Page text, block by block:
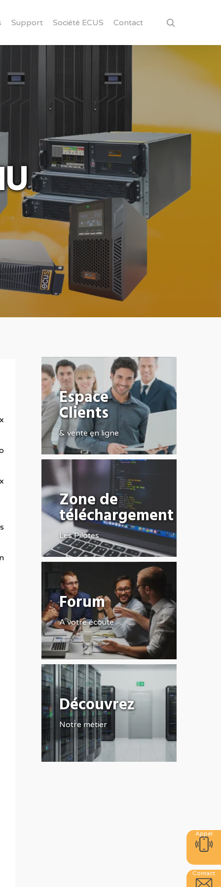
Support Société ECUS Contact
Espace
Clients
& vente en ligne
Zone de
téléchargement
Les Pilotes
Forum
A votre écoute
Découvrez
Notre métier
Appel
Contact